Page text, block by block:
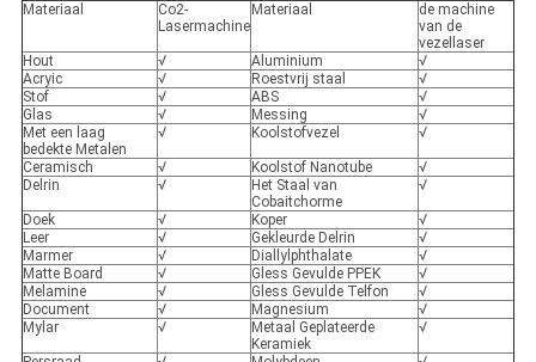
Materiaal
Co2-
Lasermachine
Materiaal
de machine
van de
vezellaser
Hout
√ Aluminium
√
Acryic
√ Roestvrij staal
√
Stof
√ ABS
√
Glas
√ Messing
√
Met een laag
bedekte Metalen
√ Koolstofvezel √
Ceramisch √ Koolstof Nanotube
√
Delrin
√
Het Staal van
Cobaitchorme
√
Doek √ Koper
√
Leer
√ Gekleurde Delrin
√
Marmer
√ Diallylphthalate
√
Matte Board
√ Gless Gevulde PPEK
√
Melamine
√ Gless Gevulde Telfon
√
Document
√ Magnesium
√
Mylar
√
Metaal Geplateerde
Keramiek
√